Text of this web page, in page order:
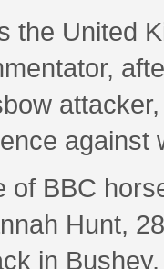
the United
against
of BBC
Hunt,
in